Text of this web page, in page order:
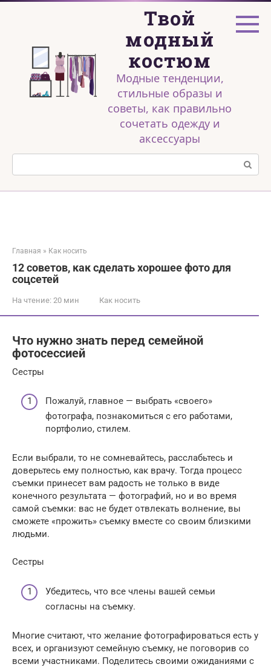
Перейти
Твой
модный
костюм
Модные тенденции,
стильные образы и
советы, как правильно
сочетать одежду и
аксессуары
Поиск:
Главная » Как носить
12 советов, как сделать хорошее фото для
соцсетей
На чтение: 20 мин Как носить
Что нужно знать перед семейной
фотосессией
Сестры
Пожалуй, главное — выбрать «своего»
фотографа, познакомиться с его работами,
портфолио, стилем.
Если выбрали, то не сомневайтесь, расслабьтесь и
доверьтесь ему полностью, как врачу. Тогда процесс
съемки принесет вам радость не только в виде
конечного результата — фотографий, но и во время
самой съемки: вас не будет отвлекать волнение, вы
сможете «прожить» съемку вместе со своим близкими
людьми.
Сестры
Убедитесь, что все члены вашей семьи
согласны на съемку.
Многие считают, что желание фотографироваться есть у
всех, и организуют семейную съемку, не поговорив со
всеми участниками. Поделитесь своими ожиданиями с